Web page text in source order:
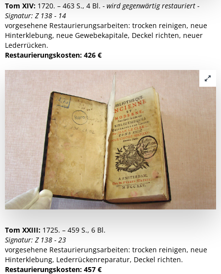
Tom XIV: 1720. – 463 S., 4 Bl. - wird gegenwärtig restauriert -
Signatur: Z 138 - 14
vorgesehene Restaurierungsarbeiten: trocken reinigen, neue
Hinterklebung, neue Gewebekapitale, Deckel richten, neuer
Lederrücken.
Restaurierungskosten: 426 €
Tom XXIII: 1725. – 459 S., 6 Bl.
Signatur: Z 138 - 23
vorgesehene Restaurierungsarbeiten: trocken reinigen, neue
Hinterklebung, Lederrückenreparatur, Deckel richten.
Restaurierungskosten: 457 €